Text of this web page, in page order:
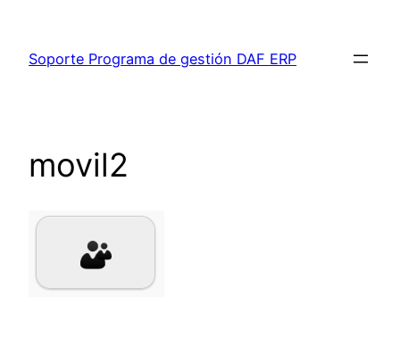
contenido
Soporte Programa de gestión DAF ERP
movil2